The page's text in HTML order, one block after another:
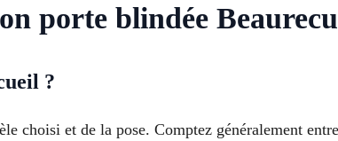
porte blindée
?
choisi et de la pose. Comptez généralement